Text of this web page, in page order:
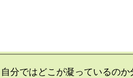
自分ではどこが凝っているの